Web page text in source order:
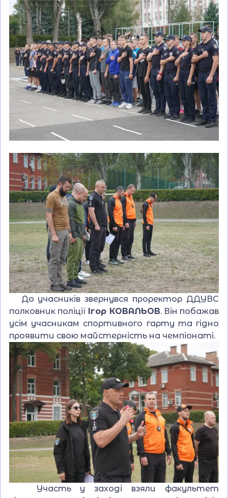
До учасників звернувся проректор ДДУВС
полковник поліції Ігор КОВАЛЬОВ. Він побажав
усім учасникам спортивного гарту та гідно
проявити свою майстерність на чемпіонаті.
Участь у заході взяли факультет